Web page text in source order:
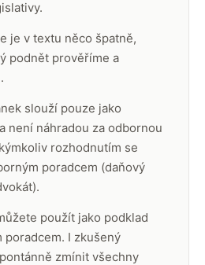
je v textu něco špatně,
podnět prověříme a
slouží pouze jako
není náhradou za odbornou
rozhodnutím se
poradcem (daňový
použít jako podklad
poradcem. I zkušený
zmínit všechny